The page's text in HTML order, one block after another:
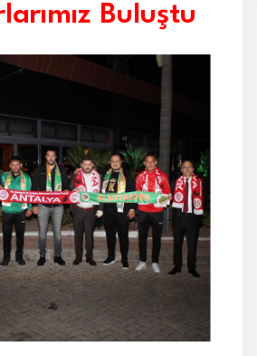
Buluştu